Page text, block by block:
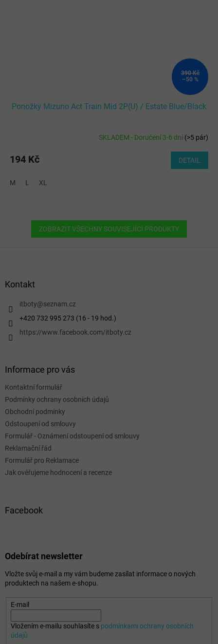
390 Kč
–50 %
Ponožky Mizuno Act Train Mid 2P(U) / Estate Blue/Black
SKLADEM - Doručení 3-6 dní(>5 pár)
194 Kč DETAIL
M L XL
ZOBRAZIT VŠECHNY SOUVISEJÍCÍ PRODUKTY
Kontakt
itboty@seznam.cz
+420 732 995 273 (16 - 19 hod.)
https://www.facebook.com/itboty.cz
Informace pro vás
Kontaktní formulář
Podmínky ochrany osobních údajů
Obchodní podmínky
Odstoupení od smlouvy
Formulář - Oznámení odstoupení od smlouvy
Reklamační řád
Formulář pro Reklamace
Jak ověřujeme hodnocení a recenze
Facebook
Odebírat newsletter
Vložte svůj e-mail a my vám budeme zasílat informace o nových
produktech na našem e-shopu.
E-mail
Vložením e-mailu souhlasíte s podmínkami ochrany osobních
údajů